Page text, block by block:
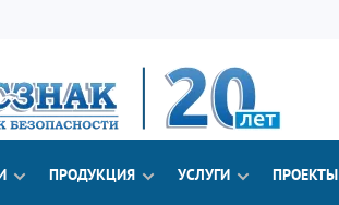
ПРОДУКЦИЯ УСЛУГИ ПРОЕКТЫ